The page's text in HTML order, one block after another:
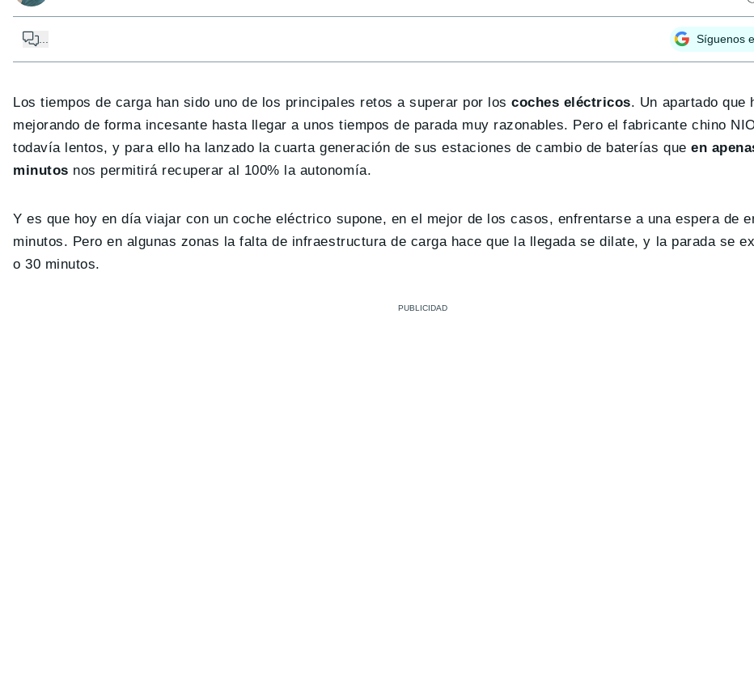
Síguenos
Los tiempos de carga han sido uno de los principales retos a superar por loscoches eléctricos. Un apartado que
mejorando de forma incesante hasta llegar a unos tiempos de parada muy razonables. Pero el fabricante chino
todavía lentos, y para ello ha lanzado la cuarta generación de sus estaciones de cambio de baterías que en
minutos nos permitirá recuperar al 100% la autonomía.
Y es que hoy en día viajar con un coche eléctrico supone, en el mejor de los casos, enfrentarse a una espera de
minutos. Pero en algunas zonas la falta de infraestructura de carga hace que la llegada se dilate, y la parada se
o 30 minutos.